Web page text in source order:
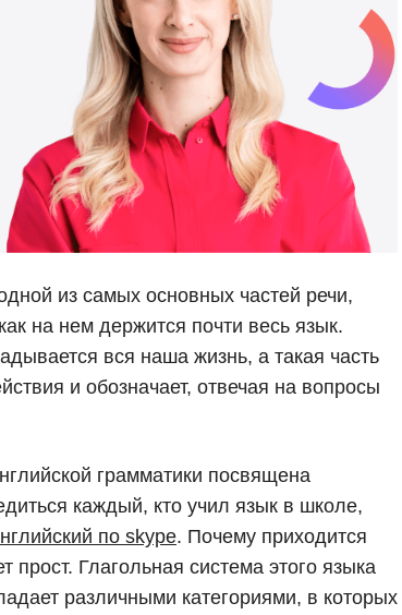
из самых основных частей речи,
на нем держится почти весь язык.
вся наша жизнь, а такая часть
и обозначает, отвечая на вопросы
грамматики посвящена
каждый, кто учил язык в школе,
по skype. Почему приходится
прост. Глагольная система этого языка
различными категориями, в которых